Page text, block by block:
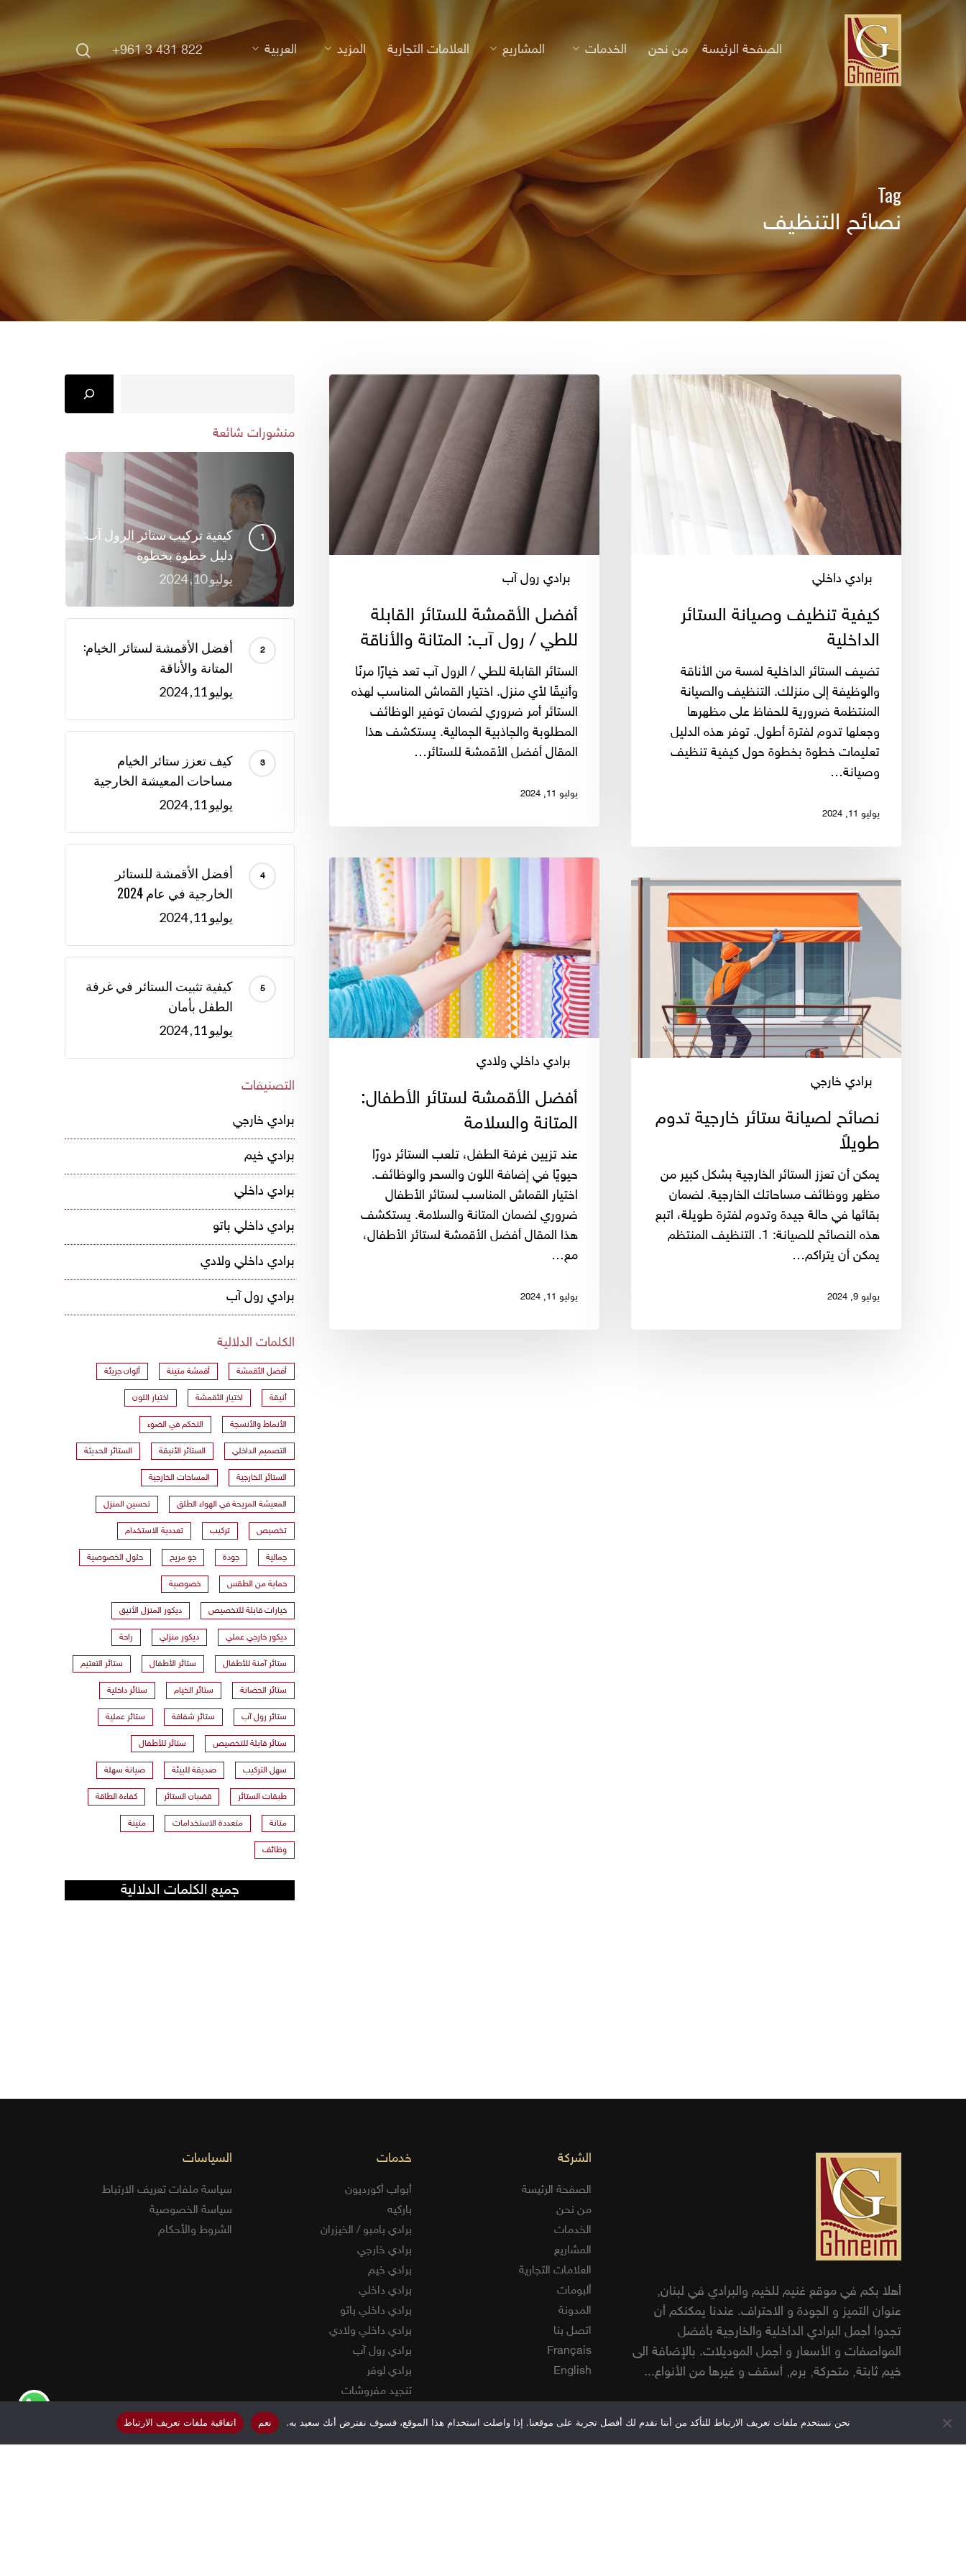
Skip
Hit enter to search or ESC to close
الصفحة الرئيسة من نحن الخدمات المشاريع العلامات التجارية المزيد العربية +961 3 431 822
search
Tag
نصائح التنظيف
الستائر
الداخلية
برادي داخلي
كيفية تنظيف وصيانة الستائر
الداخلية
تضيف الستائر الداخلية لمسة من الأناقة
والوظيفة إلى منزلك. التنظيف والصيانة
المنتظمة ضرورية للحفاظ على مظهرها
وجعلها تدوم لفترة أطول. توفر هذه الدليل
تعليمات خطوة بخطوة حول كيفية تنظيف
وصيانة…
يوليو 11, 2024
الأقمشة
للستائر
القابلة
للطي
رول
آب:
المتانة
برادي رول آب
أفضل الأقمشة للستائر القابلة
للطي / رول آب: المتانة والأناقة
الستائر القابلة للطي / الرول آب تعد خيارًا مرنًا
وأنيقًا لأي منزل. اختيار القماش المناسب لهذه
الستائر أمر ضروري لضمان توفير الوظائف
المطلوبة والجاذبية الجمالية. يستكشف هذا
المقال أفضل الأقمشة للستائر…
يوليو 11, 2024
الأطفال:
المتانة
والسلامة
برادي داخلي ولادي
أفضل الأقمشة لستائر الأطفال:
المتانة والسلامة
عند تزيين غرفة الطفل، تلعب الستائر دورًا
حيويًا في إضافة اللون والسحر والوظائف.
اختيار القماش المناسب لستائر الأطفال
ضروري لضمان المتانة والسلامة. يستكشف
هذا المقال أفضل الأقمشة لستائر الأطفال،
مع…
يوليو 11, 2024
نصائح
لصيانة
ستائر
خارجية
برادي خارجي
نصائح لصيانة ستائر خارجية تدوم
طويلاً
يمكن أن تعزز الستائر الخارجية بشكل كبير من
مظهر ووظائف مساحاتك الخارجية. لضمان
بقائها في حالة جيدة وتدوم لفترة طويلة، اتبع
هذه النصائح للصيانة: 1. التنظيف المنتظم
يمكن أن يتراكم…
يوليو 9, 2024
منشورات شائعة
كيفية تركيب ستائر الرول آب:
دليل خطوة بخطوة
يوليو 10, 2024
أفضل الأقمشة لستائر الخيام:
المتانة والأناقة
يوليو 11, 2024
كيف تعزز ستائر الخيام
مساحات المعيشة الخارجية
يوليو 11, 2024
أفضل الأقمشة للستائر
الخارجية في عام 2024
يوليو 11, 2024
كيفية تثبيت الستائر في غرفة
الطفل بأمان
يوليو 11, 2024
التصنيفات
برادي خارجي
برادي خيم
برادي داخلي
برادي داخلي باتو
برادي داخلي ولادي
برادي رول آب
الكلمات الدلالية
أفضل الأقمشة أقمشة متينة ألوان جريئة
أنيقة اختيار الأقمشة اختيار اللون
الأنماط والأنسجة التحكم في الضوء
التصميم الداخلي الستائر الأنيقة الستائر الحديثة
الستائر الخارجية المساحات الخارجية
المعيشة المريحة في الهواء الطلق تحسين المنزل
تخصيص تركيب تعددية الاستخدام
جمالية جودة جو مريح حلول الخصوصية
حماية من الطقس خصوصية
خيارات قابلة للتخصيص ديكور المنزل الأنيق
ديكور خارجي عملي ديكور منزلي راحة
ستائر آمنة للأطفال ستائر الأطفال ستائر التعتيم
ستائر الحضانة ستائر الخيام ستائر داخلية
ستائر رول آب ستائر شفافة ستائر عملية
ستائر قابلة للتخصيص ستائر للأطفال
سهل التركيب صديقة للبيئة صيانة سهلة
طبقات الستائر قضبان الستائر كفاءة الطاقة
متانة متعددة الاستخدامات متينة
وظائف
جميع الكلمات الدلالية
أهلا بكم في موقع غنيم للخيم والبرادي في لبنان,
عنوان التميز و الجودة و الاحتراف. عندنا يمكنكم أن
تجدوا أجمل البرادي الداخلية والخارجية بأفضل
المواصفات و الأسعار و أجمل الموديلات. بالإضافة الى
خيم ثابتة, متحركة, برم, أسقف و غيرها من الأنواع...
الشركة
الصفحة الرئيسة
من نحن
الخدمات
المشاريع
العلامات التجارية
ألبومات
المدونة
اتصل بنا
Français
English
خدمات
أبواب أكورديون
باركيه
برادي بامبو / الخيزران
برادي خارجي
برادي خيم
برادي داخلي
برادي داخلي باتو
برادي داخلي ولادي
برادي رول آب
برادي لوفر
تنجيد مفروشات
فينيل
السياسات
سياسة ملفات تعريف الارتباط
سياسة الخصوصية
الشروط والأحكام
نحن نستخدم ملفات تعريف الارتباط للتأكد من أننا نقدم لك أفضل تجربة على موقعنا. إذا واصلت استخدام هذا الموقع، فسوف نفترض أنك سعيد به. نعم اتفاقية ملفات تعريف الارتباط